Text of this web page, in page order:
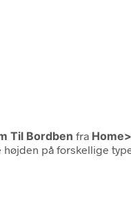
Til Bordben fra
på forskellige